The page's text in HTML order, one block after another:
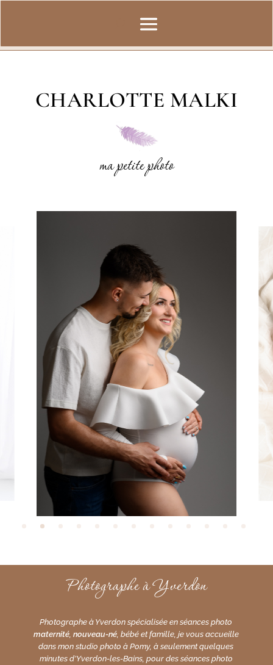
CHARLOTTE MALKI
ma petite photo
Photographe à Yverdon
Photographe à Yverdon spécialisée en séances photo
maternité, nouveau-né, bébé et famille, je vous accueille
dans mon studio photo à Pomy, à seulement quelques
minutes d’Yverdon-les-Bains, pour des séances photo